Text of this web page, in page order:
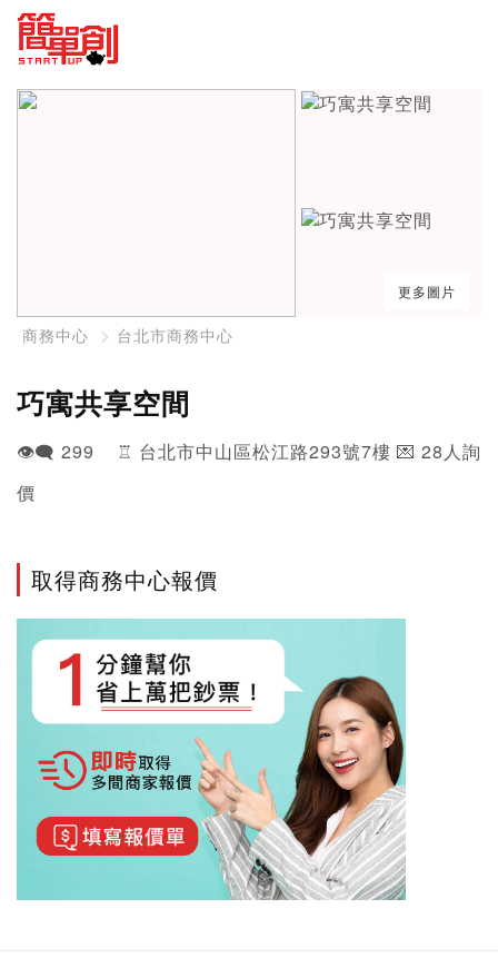
更多圖片
商務中心 台北市商務中心
巧寓共享空間
👁️‍🗨️ 299 ♖ 台北市中山區松江路293號7樓 💌 28人詢
價
取得商務中心報價